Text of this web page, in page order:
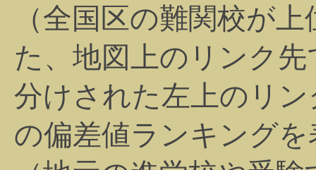
（全国区の難関校が
た、地図上のリンク
分けされた左上のリ
の偏差値ランキング